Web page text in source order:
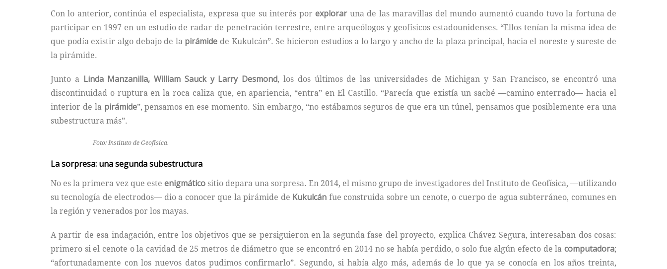
Con lo anterior, continúa el especialista, expresa que su interés porexploraruna de las maravillas del mundo aumentó cuando tuvo la fortuna de
participar en 1997 en un estudio de radar de penetración terrestre, entre arqueólogos y geofísicos estadounidenses. “Ellos tenían la misma idea de
que podía existir algo debajo de la pirámide de Kukulcán”. Se hicieron estudios a lo largo y ancho de la plaza principal, hacia el noreste y sureste de
la pirámide.
Junto a Linda Manzanilla, William Sauck y Larry Desmond, los dos últimos de las universidades de Michigan y San Francisco, se encontró una
discontinuidad o ruptura en la roca caliza que, en apariencia, “entra” en El Castillo. “Parecía que existía un sacbé —camino enterrado— hacia el
interior de la pirámide”, pensamos en ese momento. Sin embargo, “no estábamos seguros de que era un túnel, pensamos que posiblemente era una
subestructura más”.
Foto: Instituto de Geofísica.
La sorpresa: una segunda subestructura
No es la primera vez que este enigmáticositio depara una sorpresa. En 2014, el mismo grupo de investigadores del Instituto de Geofísica, —utilizando
su tecnología de electrodos— dio a conocer que la pirámide de Kukulcán fue construida sobre un cenote, o cuerpo de agua subterráneo, comunes en
la región y venerados por los mayas.
A partir de esa indagación, entre los objetivos que se persiguieron en la segunda fase del proyecto, explica Chávez Segura, interesaban dos cosas:
primero si el cenote o la cavidad de 25 metros de diámetro que se encontró en 2014 no se había perdido, o solo fue algún efecto de la computadora;
“afortunadamente con los nuevos datos pudimos confirmarlo”. Segundo, si había algo más, además de lo que ya se conocía en los años treinta,